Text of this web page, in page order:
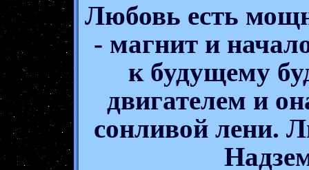
Любовь есть
- магнит и
к будущему
двигателем и
сонливой лени.